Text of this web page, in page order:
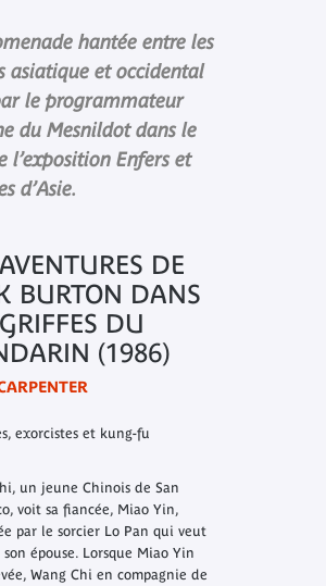
hantée entre les
asiatique et occidental
le programmateur
du Mesnildot dans le
l’exposition Enfers et
d’Asie.
DE
BURTON DANS
DU
(1986)
exorcistes et kung-fu
un jeune Chinois de San
voit sa fiancée, Miao Yin,
par le sorcier Lo Pan qui veut
épouse. Lorsque Miao Yin
Wang Chi en compagnie de